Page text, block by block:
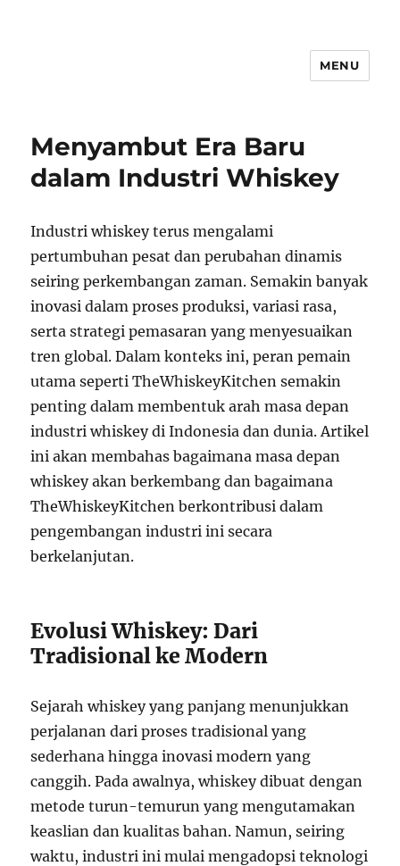
MENU
Menyambut Era Baru
dalam Industri Whiskey
Industri whiskey terus mengalami
pertumbuhan pesat dan perubahan dinamis
seiring perkembangan zaman. Semakin banyak
inovasi dalam proses produksi, variasi rasa,
serta strategi pemasaran yang menyesuaikan
tren global. Dalam konteks ini, peran pemain
utama seperti TheWhiskeyKitchen semakin
penting dalam membentuk arah masa depan
industri whiskey di Indonesia dan dunia. Artikel
ini akan membahas bagaimana masa depan
whiskey akan berkembang dan bagaimana
TheWhiskeyKitchen berkontribusi dalam
pengembangan industri ini secara
berkelanjutan.
Evolusi Whiskey: Dari
Tradisional ke Modern
Sejarah whiskey yang panjang menunjukkan
perjalanan dari proses tradisional yang
sederhana hingga inovasi modern yang
canggih. Pada awalnya, whiskey dibuat dengan
metode turun-temurun yang mengutamakan
keaslian dan kualitas bahan. Namun, seiring
waktu, industri ini mulai mengadopsi teknologi